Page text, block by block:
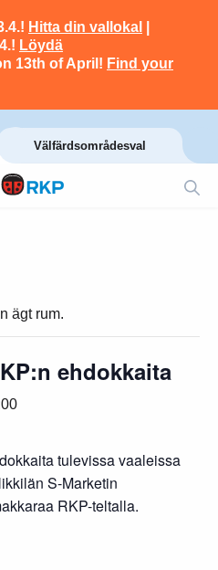
Hitta din vallokal
Löydä
13th of April! Find your
Välfärdsområdesval
ägt rum.
ehdokkaita
tulevissa vaaleissa
S-Marketin
RKP-teltalla.